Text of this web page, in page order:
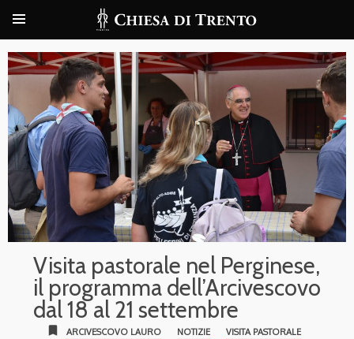
Visita pastorale nel Perginese,
il programma dell’Arcivescovo
dal 18 al 21 settembre
bookmark ARCIVESCOVO LAURO NOTIZIE VISITA PASTORALE